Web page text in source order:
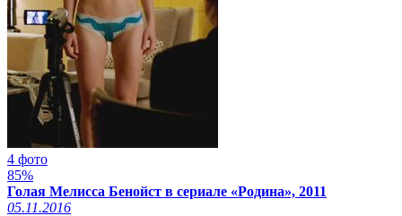
4 фото
85%
Голая Мелисса Бенойст в сериале «Родина», 2011
05.11.2016